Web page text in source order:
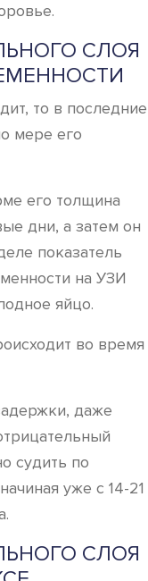
СЛОЯ
то в последние
мере его
его толщина
дни, а затем он
показатель
на УЗИ
яйцо.
даже
судить по
уже с 14-21
СЛОЯ